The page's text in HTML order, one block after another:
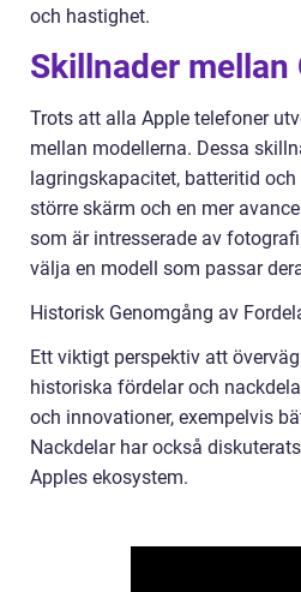
och hastighet.
Skillnader mellan
Trots att alla Apple telefoner
mellan modellerna. Dessa
lagringskapacitet, batteritid
större skärm och en mer
som är intresserade av
välja en modell som passar
Historisk Genomgång av
Ett viktigt perspektiv att
historiska fördelar och
och innovationer, exempelvis
Nackdelar har också
Apples ekosystem.